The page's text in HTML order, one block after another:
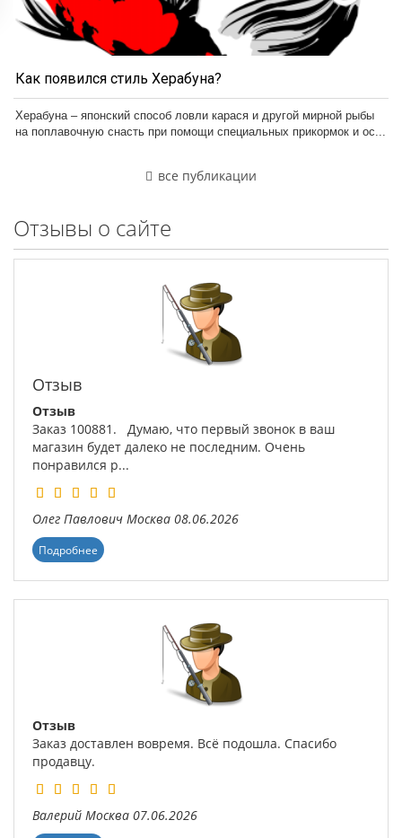
Как появился стиль Херабуна?
Херабуна – японский способ ловли карася и другой мирной рыбы
на поплавочную снасть при помощи специальных прикормок и ос...
все публикации
Отзывы о сайте
Отзыв
Отзыв
Заказ 100881. Думаю, что первый звонок в ваш
магазин будет далеко не последним. Очень
понравился р...
Олег Павлович Москва 08.06.2026
Подробнее
Отзыв
Заказ доставлен вовремя. Всё подошла. Спасибо
продавцу.
Валерий Москва 07.06.2026